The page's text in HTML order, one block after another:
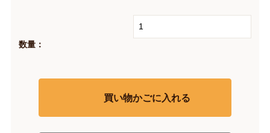
数量：
買い物かごに入れる